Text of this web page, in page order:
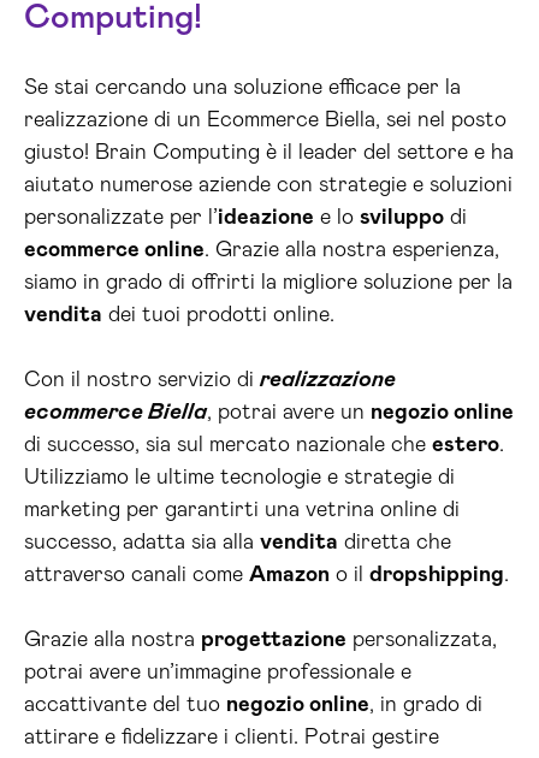
Computing!
Se stai cercando una soluzione efficace per la
realizzazione di un Ecommerce Biella, sei nel posto
giusto! Brain Computing è il leader del settore e ha
aiutato numerose aziende con strategie e soluzioni
personalizzate per l’ideazione e lo sviluppo di
ecommerce online. Grazie alla nostra esperienza,
siamo in grado di offrirti la migliore soluzione per la
vendita dei tuoi prodotti online.
Con il nostro servizio direalizzazione
ecommerce Biella, potrai avere un negozio online
di successo, sia sul mercato nazionale che estero.
Utilizziamo le ultime tecnologie e strategie di
marketing per garantirti una vetrina online di
successo, adatta sia alla vendita diretta che
attraverso canali come Amazon o il dropshipping.
Grazie alla nostra progettazione personalizzata,
potrai avere un’immagine professionale e
accattivante del tuo negozio online, in grado di
attirare e fidelizzare i clienti. Potrai gestire